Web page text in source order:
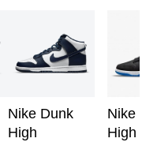
Nike Dunk
High
Nike
High